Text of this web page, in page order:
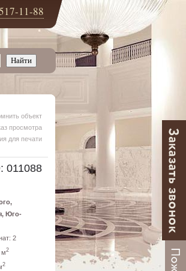
11-88
объект
просмотра
для печати
011088
Юго-
2
м2
2